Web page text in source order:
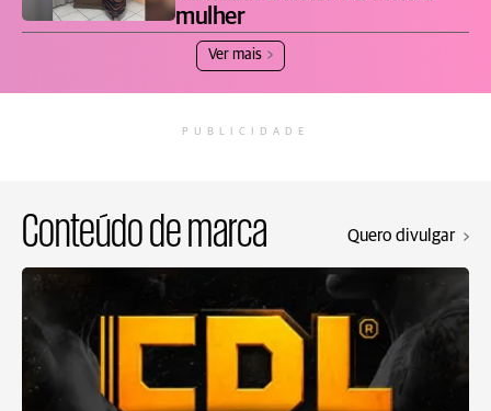
mulher
Ver mais
PUBLICIDADE
Conteúdo de marca Quero divulgar